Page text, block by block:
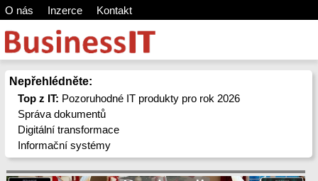
O nás Inzerce Kontakt
Nepřehlédněte:
Top z IT: Pozoruhodné IT produkty pro rok 2026
Správa dokumentů
Digitální transformace
Informační systémy